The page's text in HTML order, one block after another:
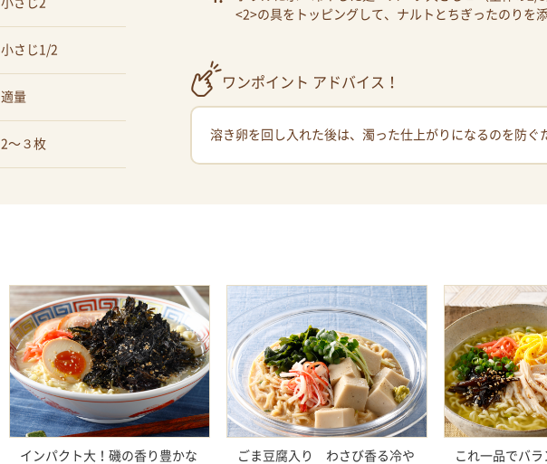
小さじ2
小さじ1/2
適量
2〜３枚
<2>の具をトッピングして、ナルトとちぎったのりを添
ワンポイント アドバイス！
溶き卵を回し入れた後は、濁った仕上がりになるのを防ぐ
インパクト大！磯の香り豊かな
ごま豆腐入り わさび香る冷や
これ一品でバラ